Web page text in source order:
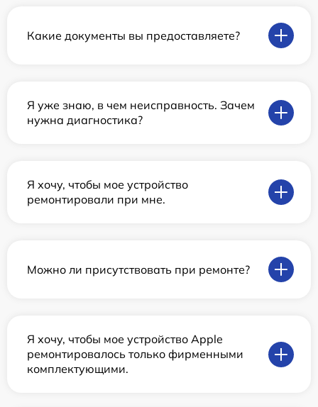
Какие документы вы предоставляете?
Я уже знаю, в чем неисправность. Зачем
нужна диагностика?
Я хочу, чтобы мое устройство
ремонтировали при мне.
Можно ли присутствовать при ремонте?
Я хочу, чтобы мое устройство Apple
ремонтировалось только фирменными
комплектующими.